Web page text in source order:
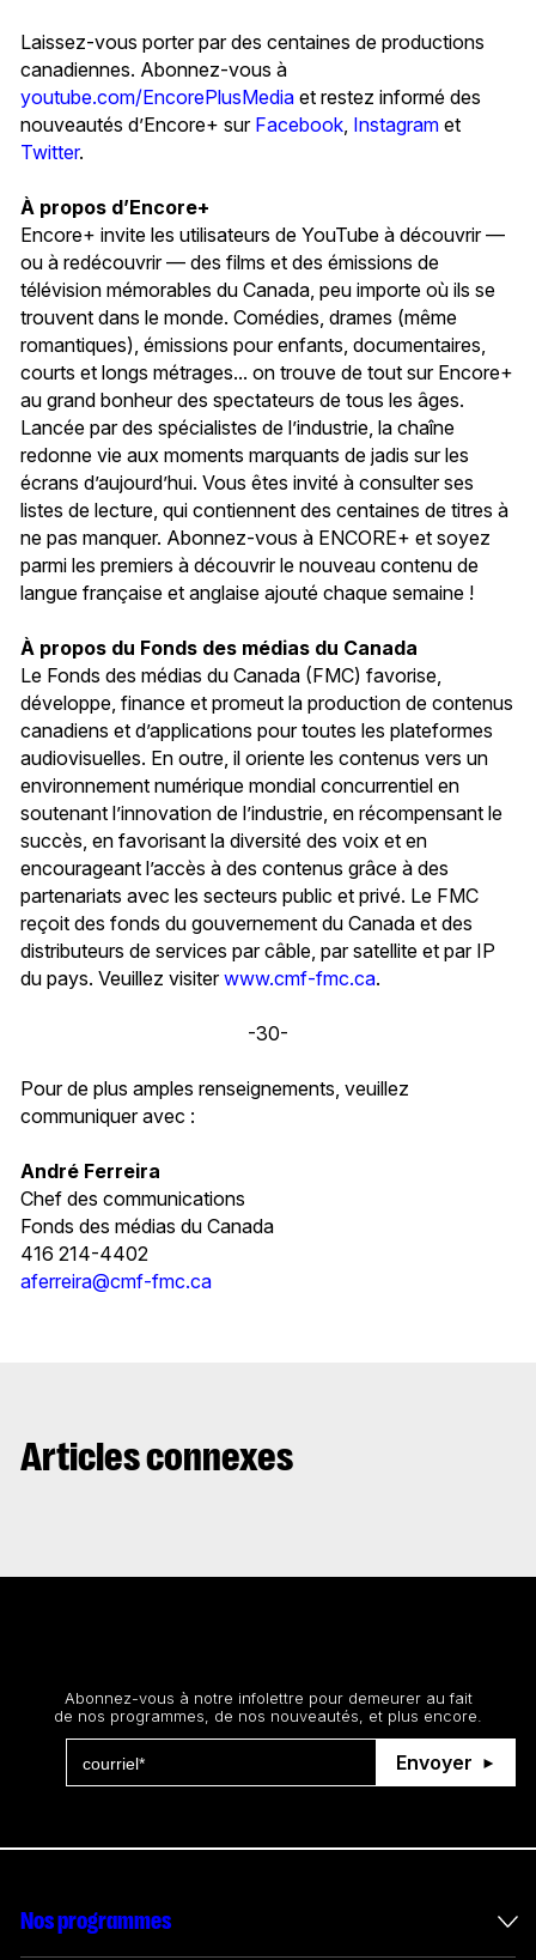
Laissez-vous porter par des centaines de productions
canadiennes. Abonnez-vous à
youtube.com/EncorePlusMedia et restez informé des
nouveautés d’Encore+ sur Facebook Instagram et
Twitter.
À propos d’Encore+
Encore+ invite les utilisateurs de YouTube à découvrir —
ou à redécouvrir — des films et des émissions de
télévision mémorables du Canada, peu importe où ils se
trouvent dans le monde. Comédies, drames (même
romantiques), émissions pour enfants, documentaires,
courts et longs métrages... on trouve de tout sur Encore+
au grand bonheur des spectateurs de tous les âges.
Lancée par des spécialistes de l’industrie, la chaîne
redonne vie aux moments marquants de jadis sur les
écrans d’aujourd’hui. Vous êtes invité à consulter ses
listes de lecture, qui contiennent des centaines de titres à
ne pas manquer. Abonnez-vous à ENCORE+ et soyez
parmi les premiers à découvrir le nouveau contenu de
langue française et anglaise ajouté chaque semaine !
À propos du Fonds des médias du Canada
Le Fonds des médias du Canada (FMC) favorise,
développe, finance et promeut la production de contenus
canadiens et d’applications pour toutes les plateformes
audiovisuelles. En outre, il oriente les contenus vers un
environnement numérique mondial concurrentiel en
soutenant l’innovation de l’industrie, en récompensant le
succès, en favorisant la diversité des voix et en
encourageant l’accès à des contenus grâce à des
partenariats avec les secteurs public et privé. Le FMC
reçoit des fonds du gouvernement du Canada et des
distributeurs de services par câble, par satellite et par IP
du pays. Veuillez visiterwww.cmf-fmc.ca.
-30-
Pour de plus amples renseignements, veuillez
communiquer avec :
André Ferreira
Chef des communications
Fonds des médias du Canada
416 214-4402
aferreira@cmf-fmc.ca
Articles connexes
Abonnez-vous à notre infolettre pour demeurer au fait
de nos programmes, de nos nouveautés, et plus encore.
Envoyer
Nos programmes